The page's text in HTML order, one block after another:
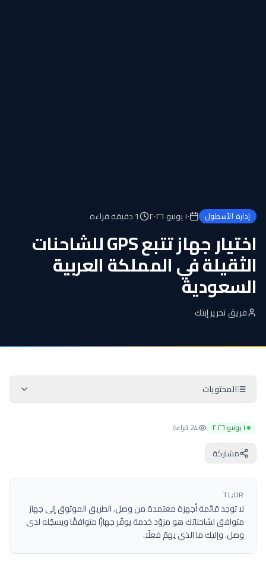
إدارة الأسطول ١٠ يونيو ٢٠٢٦ 1دقيقة قراءة
اختيار جهاز تتبع GPS للشاحنات
الثقيلة في المملكة العربية
السعودية
فريق تحرير إبتك
المحتويات
١٠ يونيو ٢٠٢٦ 24 قراءة
مشاركة
TL;DR
لا توجد قائمة أجهزة معتمدة من وصل. الطريق الموثوق إلى جهاز
متوافق لشاحناتك هو مزوّد خدمة يوفّر جهازًا متوافقًا ويسجّله لدى
وصل. وإليك ما الذي يهمّ فعلًا.